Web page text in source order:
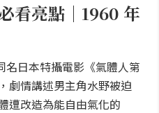
看亮點｜1960 年
名日本特攝電影《氣體人第
劇情講述男主角水野被迫
遭改造為能自由氣化的